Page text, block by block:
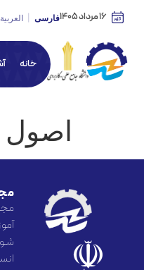
16 مرداد 1405 فارسی العربية
خانه
اصول